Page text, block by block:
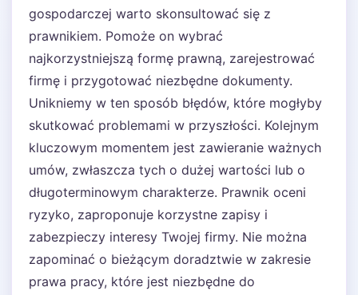
gospodarczej warto skonsultować się z
prawnikiem. Pomoże on wybrać
najkorzystniejszą formę prawną, zarejestrować
firmę i przygotować niezbędne dokumenty.
Unikniemy w ten sposób błędów, które mogłyby
skutkować problemami w przyszłości. Kolejnym
kluczowym momentem jest zawieranie ważnych
umów, zwłaszcza tych o dużej wartości lub o
długoterminowym charakterze. Prawnik oceni
ryzyko, zaproponuje korzystne zapisy i
zabezpieczy interesy Twojej firmy. Nie można
zapominać o bieżącym doradztwie w zakresie
prawa pracy, które jest niezbędne do